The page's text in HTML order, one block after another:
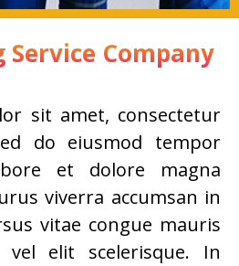
Company
sit amet, consectetur
do eiusmod tempor
et dolore magna
viverra accumsan in
vitae congue mauris
vel elit scelerisque. In